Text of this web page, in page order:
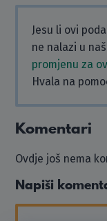
Jesu li ovi
ne nalazi u
promjenu za
Hvala na
Komentari
Ovdje još nema
Napiši